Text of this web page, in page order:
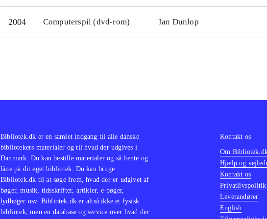
2004 Computerspil (dvd-rom) Ian Dunlop
Bibliotek.dk er en samlet indgang til alle danske
bibliotekers materialer og til hvad der udgives i
Danmark. Du kan bestille materialer og så hente og
låne på dit eget bibliotek. Du kan bruge
Bibliotek.dk til at søge frem, hvad der er udgivet af
bøger, musik, tidsskrifter, artikler, e-bøger,
lydbøger osv. Bibliotek.dk er altså ikke et fysisk
bibliotek, men en database og service over hvad der
Kontakt os
Om
Hjælp og
Kontakt os
Privatlivspolitik
Leverandører
English